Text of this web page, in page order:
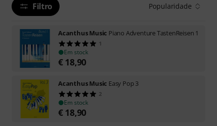
Filtro Popularidade
Acanthus Music Piano Adventure TastenReisen 1
1
Em stock
€ 18,90
Acanthus Music Easy Pop 3
2
Em stock
€ 18,90